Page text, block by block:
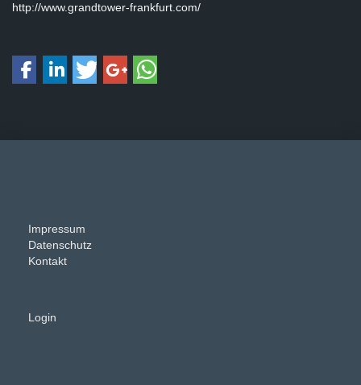
http://www.grandtower-frankfurt.com/
Impressum
Datenschutz
Kontakt
Login